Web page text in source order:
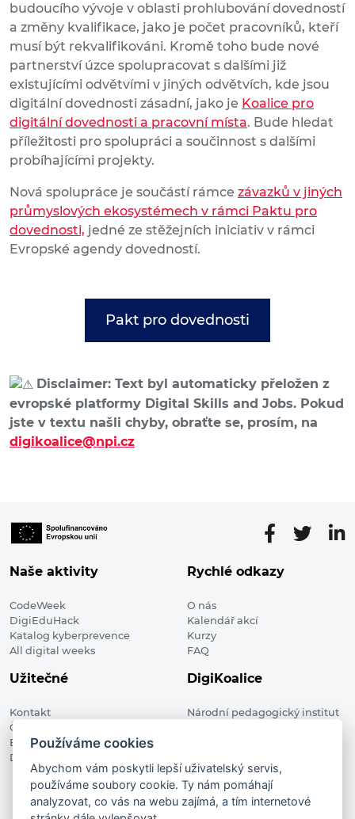
budoucího vývoje v oblasti prohlubování dovedností
a změny kvalifikace, jako je počet pracovníků, kteří
musí být rekvalifikováni. Kromě toho bude nové
partnerství úzce spolupracovat s dalšími již
existujícími odvětvími v jiných odvětvích, kde jsou
digitální dovednosti zásadní, jako je Koalice pro
digitální dovednosti a pracovní místa. Bude hledat
příležitosti pro spolupráci a součinnost s dalšími
probíhajícími projekty.
Nová spolupráce je součástí rámce závazků v jiných
průmyslových ekosystémech v rámci Paktu pro
dovednosti, jedné ze stěžejních iniciativ v rámci
Evropské agendy dovedností.
Pakt pro dovednosti
Disclaimer: Text byl automaticky přeložen z
evropské platformy Digital Skills and Jobs. Pokud
jste v textu našli chyby, obraťte se, prosím, na
digikoalice@npi.cz
Naše aktivity
CodeWeek
DigiEduHack
Katalog kyberprevence
All digital weeks
Rychlé odkazy
O nás
Kalendář akcí
Kurzy
FAQ
Užitečné
Kontakt
Členské organizace
Blog
Digitalizace ve vzdělávání
DigiKoalice
Národní pedagogický institut
DigiKoalice 2021. All rights reserved
Vstup do administrace
Používáme cookies
Abychom vám poskytli lepší uživatelský servis,
používáme soubory cookie. Ty nám pomáhají
analyzovat, co vás na webu zajímá, a tím internetové